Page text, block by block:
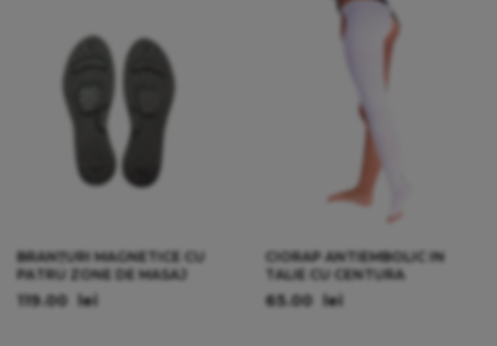
BRANȚURI MAGNETICE CU
PATRU ZONE DE MASAJ
119.00 lei
CIORAP ANTIEMBOLIC IN
TALIE CU CENTURA
65.00 lei